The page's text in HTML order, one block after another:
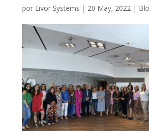
por Eivor Systems | 20 May, 2022|